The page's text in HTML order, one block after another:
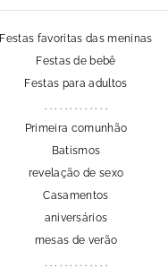
Festas favoritas das meninas
Festas de bebê
Festas para adultos
. . . . . . . . . . . . .
Primeira comunhão
Batismos
revelação de sexo
Casamentos
aniversários
mesas de verão